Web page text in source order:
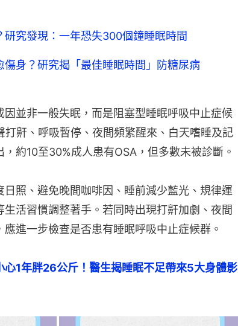
研究發現：一年恐失300個鐘睡眠時間
身？研究揭「最佳睡眠時間」防糖尿病
因並非一般失眠，而是阻塞型睡眠呼吸中止症候
打鼾、呼吸暫停、夜間頻繁醒來、白天嗜睡及記
約10至30%成人患有OSA，但多數未被診斷。
照、避免晚間咖啡因、睡前減少藍光、規律運
活習慣調整著手。若同時出現打鼾加劇、夜間
進一步檢查是否患有睡眠呼吸中止症候群。
心1年胖26公斤！醫生揭睡眠不足帶來5大身體影